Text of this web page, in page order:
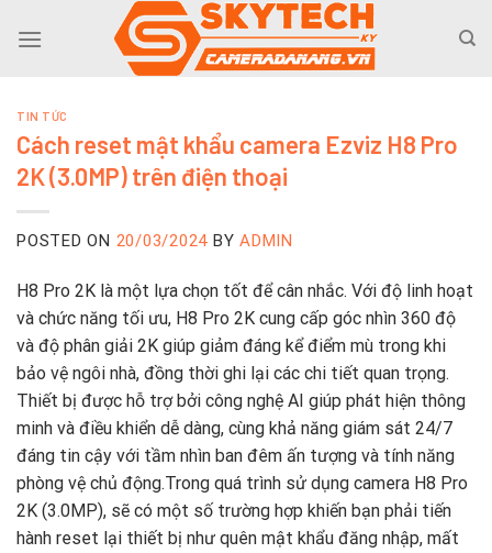
TIN TỨC
Cách reset mật khẩu camera Ezviz H8 Pro
2K (3.0MP) trên điện thoại
POSTED ON 20/03/2024 BY ADMIN
H8 Pro 2K là một lựa chọn tốt để cân nhắc. Với độ linh hoạt
và chức năng tối ưu, H8 Pro 2K cung cấp góc nhìn 360 độ
và độ phân giải 2K giúp giảm đáng kể điểm mù trong khi
bảo vệ ngôi nhà, đồng thời ghi lại các chi tiết quan trọng.
Thiết bị được hỗ trợ bởi công nghệ AI giúp phát hiện thông
minh và điều khiển dễ dàng, cùng khả năng giám sát 24/7
đáng tin cậy với tầm nhìn ban đêm ấn tượng và tính năng
phòng vệ chủ động.Trong quá trình sử dụng camera H8 Pro
2K (3.0MP), sẽ có một số trường hợp khiến bạn phải tiến
hành reset lại thiết bị như quên mật khẩu đăng nhập, mất